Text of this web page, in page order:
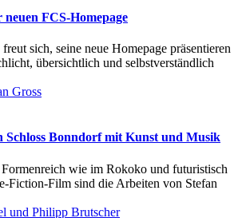
FCS-Homepage
sich, seine neue Homepage präsentieren
übersichtlich und selbstverständlich
Bonndorf mit Kunst und Musik
wie im Rokoko und futuristisch
Fiction-Film sind die Arbeiten von Stefan